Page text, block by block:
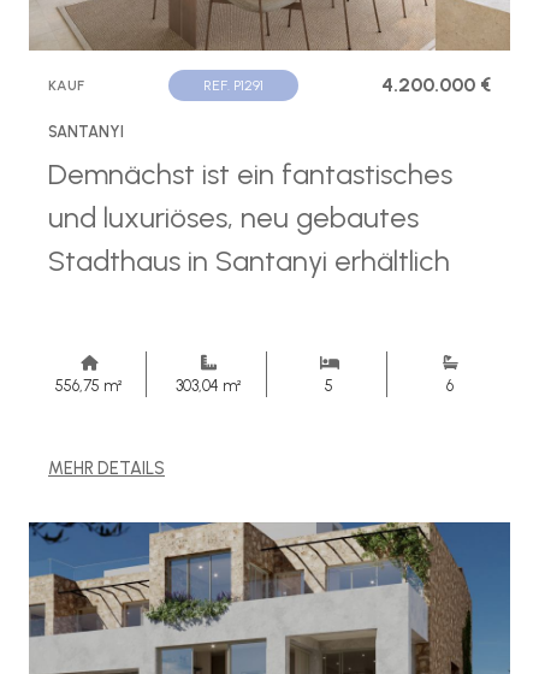
KAUF REF. P1291 4.200.000 €
SANTANYI
Demnächst ist ein fantastisches
und luxuriöses, neu gebautes
Stadthaus in Santanyi erhältlich
556,75 m² 303,04 m² 5 6
MEHR DETAILS